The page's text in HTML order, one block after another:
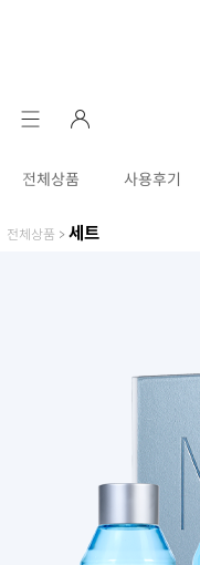
전체상품 사용후기
전체상품 > 세트